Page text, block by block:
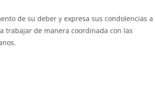
de su deber y expresa sus condolencias a
trabajar de manera coordinada con las